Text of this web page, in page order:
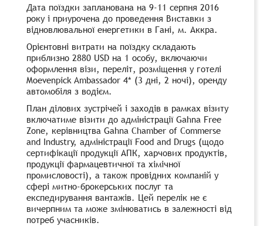
Дата поїздки запланована на 9-11 серпня 2016
року і приурочена до проведення Виставки з
відновлювальної енергетики в Гані, м. Аккра.
Орієнтовні витрати на поїздку складають
приблизно 2880 USD на 1 особу, включаючи
оформлення візи, переліт, розміщення у готелі
Moevenpick Ambassador 4* (3 дні, 2 ночі), оренду
автомобіля з водієм.
План ділових зустрічей і заходів в рамках візиту
включатиме візити до адміністрації Gahna Free
Zone, керівництва Gahna Chamber of Commerse
and Industry, адміністрації Food and Drugs (щодо
сертифікації продукції АПК, харчових продуктів,
продукції фармацевтичної та хімічної
промисловості), а також провідних компаній у
сфері митно-брокерських послуг та
експедирування вантажів. Цей перелік не є
вичерпним та може змінюватись в залежності від
потреб учасників.